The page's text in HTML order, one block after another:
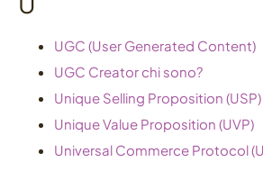
UGC (User Generated Content)
UGC Creator chi sono?
Unique Selling Proposition (USP)
Unique Value Proposition (UVP)
Universal Commerce Protocol